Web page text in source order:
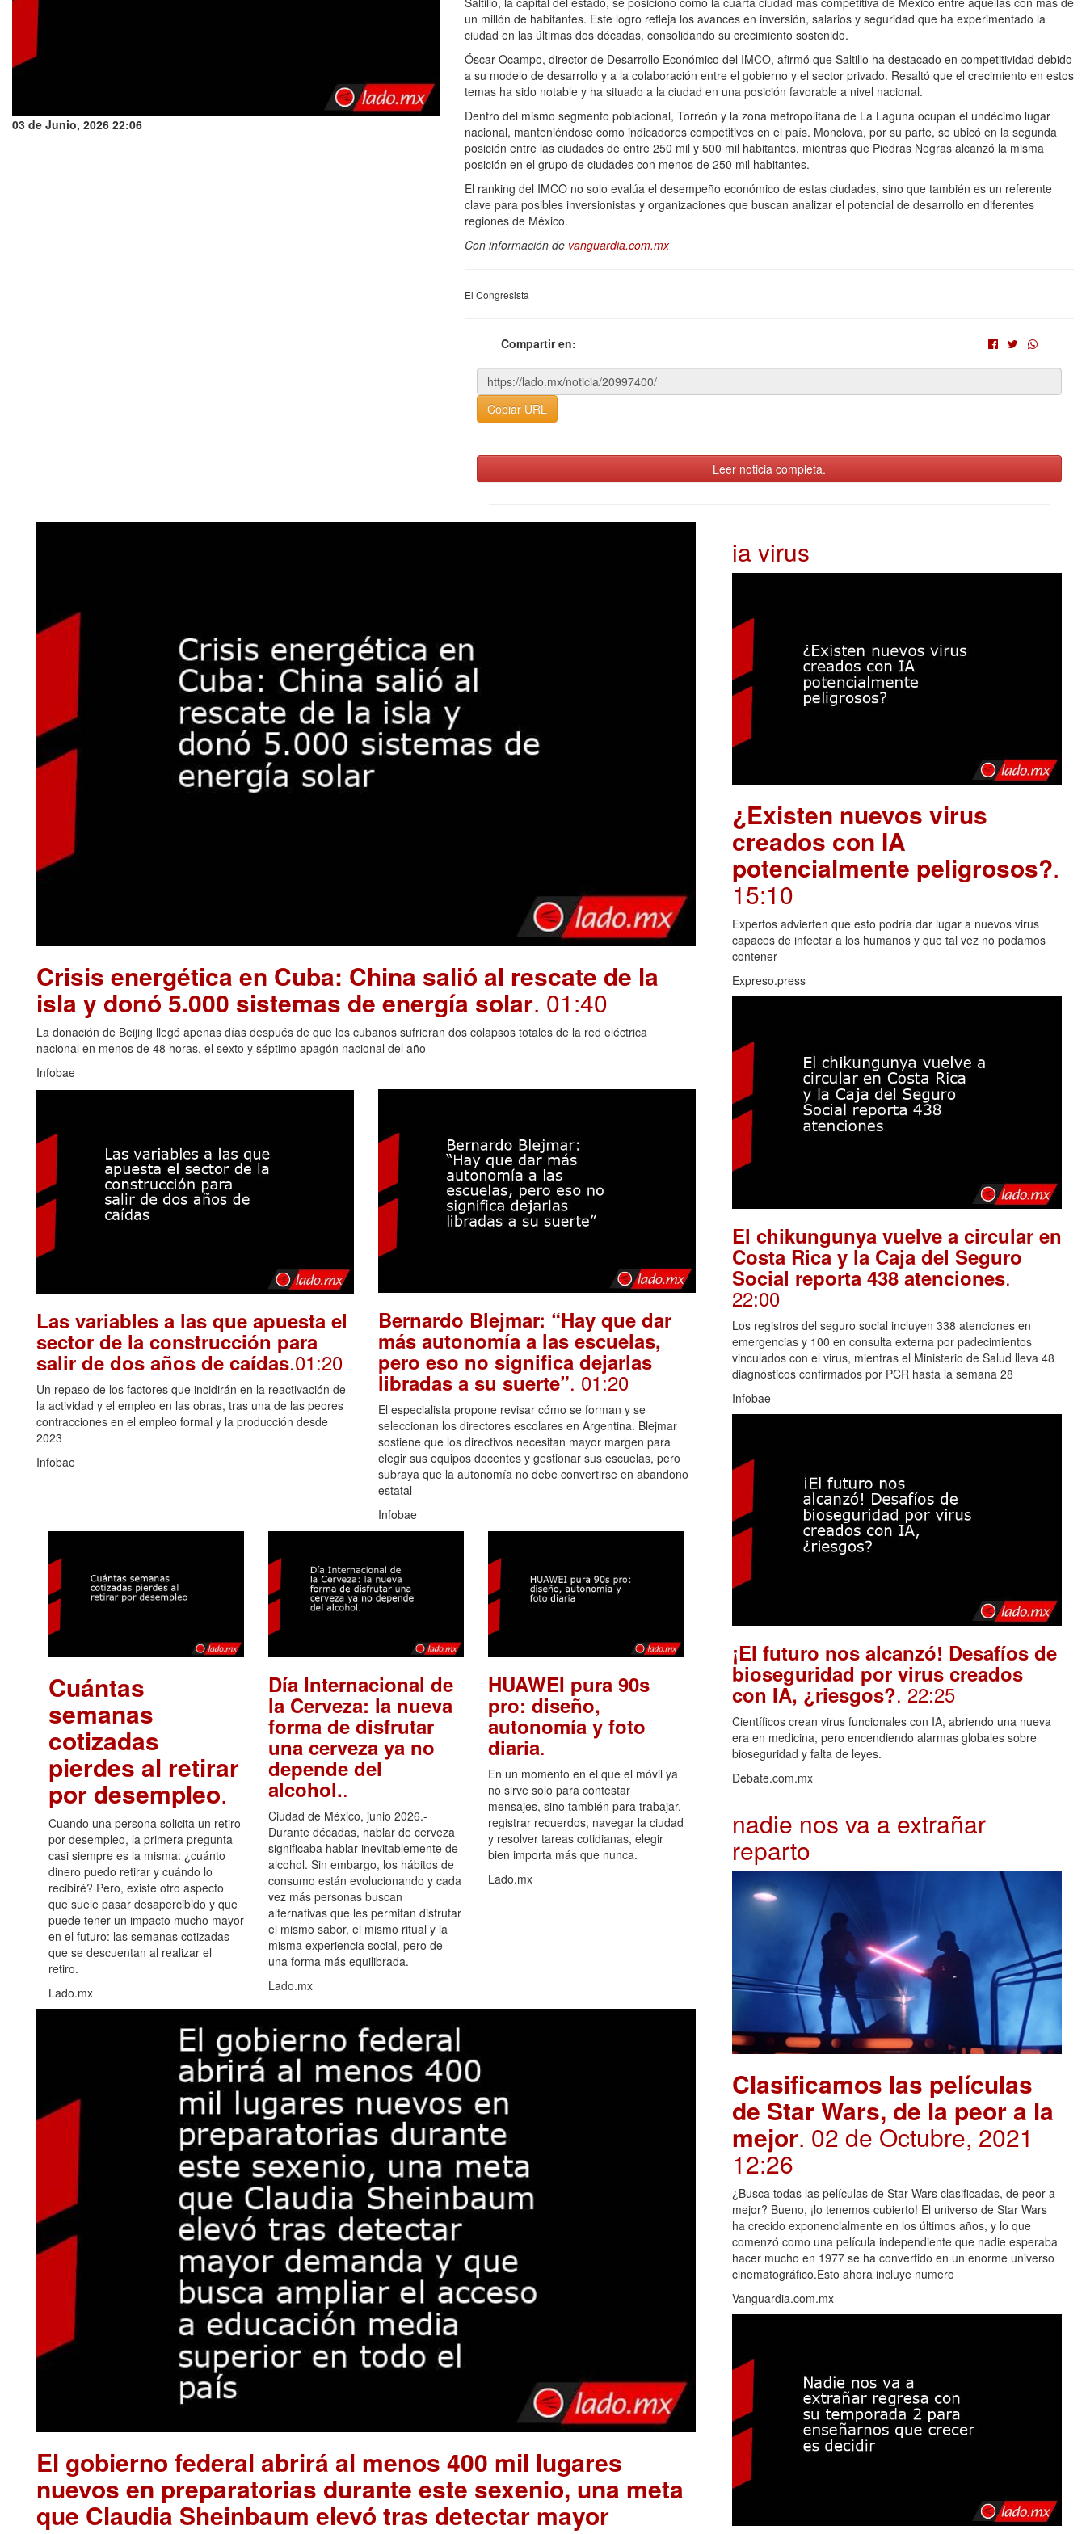
03 de Junio, 2026 22:06
un millón de habitantes. Este logro refleja los avances en inversión, salarios y seguridad que ha experimentado la
ciudad en las últimas dos décadas, consolidando su crecimiento sostenido.
Óscar Ocampo, director de Desarrollo Económico del IMCO, afirmó que Saltillo ha destacado en competitividad debido
a su modelo de desarrollo y a la colaboración entre el gobierno y el sector privado. Resaltó que el crecimiento en estos
temas ha sido notable y ha situado a la ciudad en una posición favorable a nivel nacional.
Dentro del mismo segmento poblacional, Torreón y la zona metropolitana de La Laguna ocupan el undécimo lugar
nacional, manteniéndose como indicadores competitivos en el país. Monclova, por su parte, se ubicó en la segunda
posición entre las ciudades de entre 250 mil y 500 mil habitantes, mientras que Piedras Negras alcanzó la misma
posición en el grupo de ciudades con menos de 250 mil habitantes.
El ranking del IMCO no solo evalúa el desempeño económico de estas ciudades, sino que también es un referente
clave para posibles inversionistas y organizaciones que buscan analizar el potencial de desarrollo en diferentes
regiones de México.
Con información de vanguardia.com.mx
El Congresista
Compartir en:
Copiar URL
Leer noticia completa.
Crisis energética en Cuba: China salió al rescate de la
isla y donó 5.000 sistemas de energía solar. 01:40
La donación de Beijing llegó apenas días después de que los cubanos sufrieran dos colapsos totales de la red eléctrica
nacional en menos de 48 horas, el sexto y séptimo apagón nacional del año
Infobae
Las variables a las que apuesta el
sector de la construcción para
salir de dos años de caídas.01:20
Un repaso de los factores que incidirán en la reactivación de
la actividad y el empleo en las obras, tras una de las peores
contracciones en el empleo formal y la producción desde
2023
Infobae
Bernardo Blejmar: “Hay que dar
más autonomía a las escuelas,
pero eso no significa dejarlas
libradas a su suerte”. 01:20
El especialista propone revisar cómo se forman y se
seleccionan los directores escolares en Argentina. Blejmar
sostiene que los directivos necesitan mayor margen para
elegir sus equipos docentes y gestionar sus escuelas, pero
subraya que la autonomía no debe convertirse en abandono
estatal
Infobae
Cuántas
semanas
cotizadas
pierdes al retirar
por desempleo.
Cuando una persona solicita un retiro
por desempleo, la primera pregunta
casi siempre es la misma: ¿cuánto
dinero puedo retirar y cuándo lo
recibiré? Pero, existe otro aspecto
que suele pasar desapercibido y que
puede tener un impacto mucho mayor
en el futuro: las semanas cotizadas
que se descuentan al realizar el
retiro.
Lado.mx
Día Internacional de
la Cerveza: la nueva
forma de disfrutar
una cerveza ya no
depende del
alcohol..
Ciudad de México, junio 2026.-
Durante décadas, hablar de cerveza
significaba hablar inevitablemente de
alcohol. Sin embargo, los hábitos de
consumo están evolucionando y cada
vez más personas buscan
alternativas que les permitan disfrutar
el mismo sabor, el mismo ritual y la
misma experiencia social, pero de
una forma más equilibrada.
Lado.mx
HUAWEI pura 90s
pro: diseño,
autonomía y foto
diaria.
En un momento en el que el móvil ya
no sirve solo para contestar
mensajes, sino también para trabajar,
registrar recuerdos, navegar la ciudad
y resolver tareas cotidianas, elegir
bien importa más que nunca.
Lado.mx
El gobierno federal abrirá al menos 400 mil lugares
nuevos en preparatorias durante este sexenio, una meta
que Claudia Sheinbaum elevó tras detectar mayor
ia virus
¿Existen nuevos virus
creados con IA
potencialmente peligrosos?.
15:10
Expertos advierten que esto podría dar lugar a nuevos virus
capaces de infectar a los humanos y que tal vez no podamos
contener
Expreso.press
El chikungunya vuelve a circular en
Costa Rica y la Caja del Seguro
Social reporta 438 atenciones.
22:00
Los registros del seguro social incluyen 338 atenciones en
emergencias y 100 en consulta externa por padecimientos
vinculados con el virus, mientras el Ministerio de Salud lleva 48
diagnósticos confirmados por PCR hasta la semana 28
Infobae
¡El futuro nos alcanzó! Desafíos de
bioseguridad por virus creados
con IA, ¿riesgos?. 22:25
Científicos crean virus funcionales con IA, abriendo una nueva
era en medicina, pero encendiendo alarmas globales sobre
bioseguridad y falta de leyes.
Debate.com.mx
nadie nos va a extrañar
reparto
Clasificamos las películas
de Star Wars, de la peor a la
mejor. 02 de Octubre, 2021
12:26
¿Busca todas las películas de Star Wars clasificadas, de peor a
mejor? Bueno, ¡lo tenemos cubierto! El universo de Star Wars
ha crecido exponencialmente en los últimos años, y lo que
comenzó como una película independiente que nadie esperaba
hacer mucho en 1977 se ha convertido en un enorme universo
cinematográfico.Esto ahora incluye numero
Vanguardia.com.mx